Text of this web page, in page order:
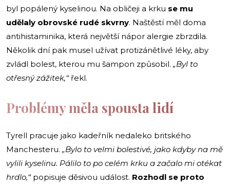
byl popálený kyselinou. Na obličeji a krku se mu
udělaly obrovské rudé skvrny. Naštěstí měl doma
antihistaminika, která největší nápor alergie zbrzdila.
Několik dní pak musel užívat protizánětlivé léky, aby
zvládl bolest, kterou mu šampon způsobil. „Byl to
otřesný zážitek,“řekl.
Problémy měla spousta lidí
Tyrell pracuje jako kadeřník nedaleko britského
Manchesteru. „Bylo to velmi bolestivé, jako kdyby na mě
vylili kyselinu. Pálilo to po celém krku a začalo mi otékat
hrdlo,“popisuje děsivou událost. Rozhodl se proto